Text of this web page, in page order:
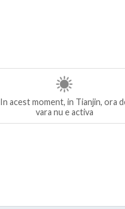
In acest moment, in Tianjin, ora
vara nu e activa